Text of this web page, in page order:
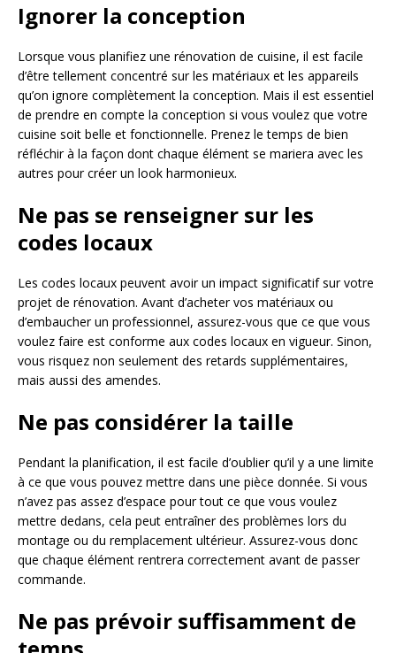
Ignorer la conception
Lorsque vous planifiez une rénovation de cuisine, il est facile
d’être tellement concentré sur les matériaux et les appareils
qu’on ignore complètement la conception. Mais il est essentiel
de prendre en compte la conception si vous voulez que votre
cuisine soit belle et fonctionnelle. Prenez le temps de bien
réfléchir à la façon dont chaque élément se mariera avec les
autres pour créer un look harmonieux.
Ne pas se renseigner sur les
codes locaux
Les codes locaux peuvent avoir un impact significatif sur votre
projet de rénovation. Avant d’acheter vos matériaux ou
d’embaucher un professionnel, assurez-vous que ce que vous
voulez faire est conforme aux codes locaux en vigueur. Sinon,
vous risquez non seulement des retards supplémentaires,
mais aussi des amendes.
Ne pas considérer la taille
Pendant la planification, il est facile d’oublier qu’il y a une limite
à ce que vous pouvez mettre dans une pièce donnée. Si vous
n’avez pas assez d’espace pour tout ce que vous voulez
mettre dedans, cela peut entraîner des problèmes lors du
montage ou du remplacement ultérieur. Assurez-vous donc
que chaque élément rentrera correctement avant de passer
commande.
Ne pas prévoir suffisamment de